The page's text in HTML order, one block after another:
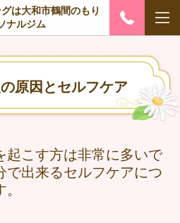
は大和市鶴間のもり
ナルジム
原因とセルフケア
起こす方は非常に多いで
で出来るセルフケアにつ